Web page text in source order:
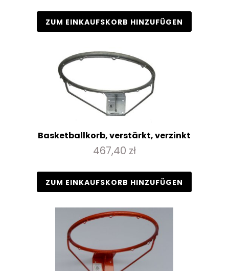
ZUM EINKAUFSKORB HINZUFÜGEN
Basketballkorb, verstärkt, verzinkt
467,40 zł
ZUM EINKAUFSKORB HINZUFÜGEN